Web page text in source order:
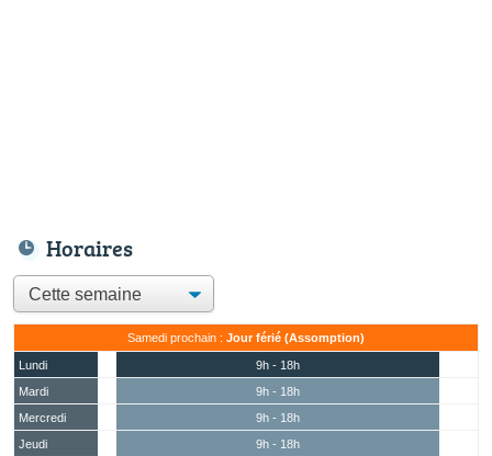
Horaires
Samedi prochain : Jour férié (Assomption)
Lundi
9h - 18h
Mardi
9h - 18h
Mercredi
9h - 18h
Jeudi
9h - 18h